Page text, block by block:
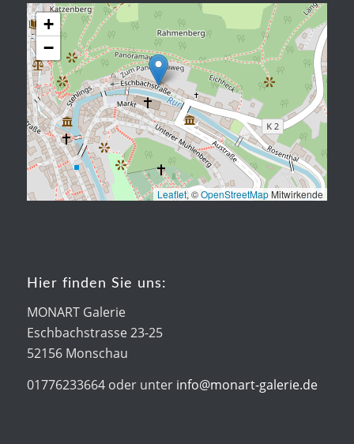
+
−
Leaflet, ©OpenStreetMap Mitwirkende
Hier finden Sie uns:
MONART Galerie
Eschbachstrasse 23-25
52156 Monschau
01776233664 oder unter info@monart-galerie.de